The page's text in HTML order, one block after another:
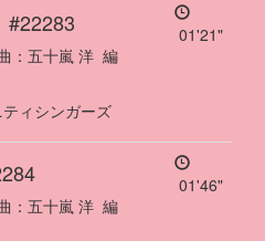
#22283
： 五十嵐 洋 編
ィシンガーズ
01'21"
： 五十嵐 洋 編
01'46"